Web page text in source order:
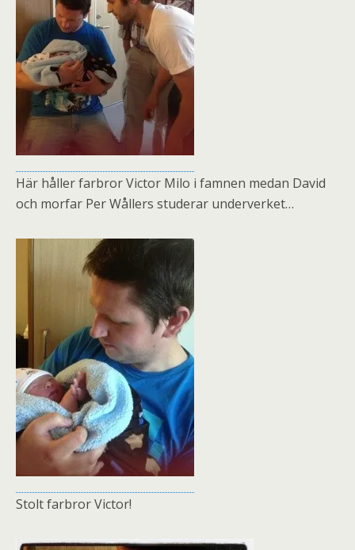
Här håller farbror Victor Milo i famnen medan David
och morfar Per Wållers studerar underverket…
Stolt farbror Victor!